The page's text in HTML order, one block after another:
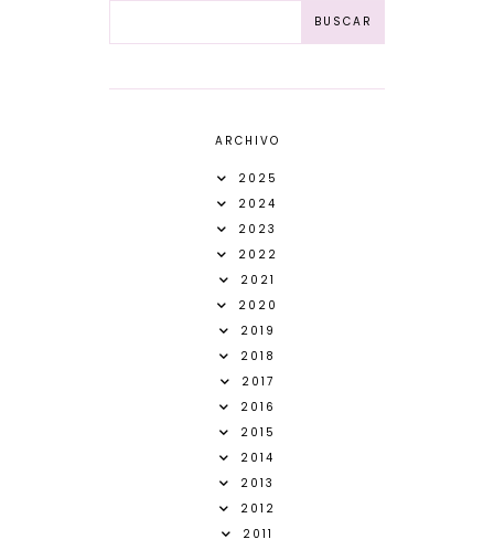
ARCHIVO
2025
2024
2023
2022
2021
2020
2019
2018
2017
2016
2015
2014
2013
2012
2011